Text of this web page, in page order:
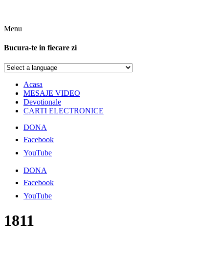
Menu
Bucura-te in fiecare zi
Acasa
MESAJE VIDEO
Devotionale
CARTI ELECTRONICE
DONA
Facebook
YouTube
DONA
Facebook
YouTube
1811